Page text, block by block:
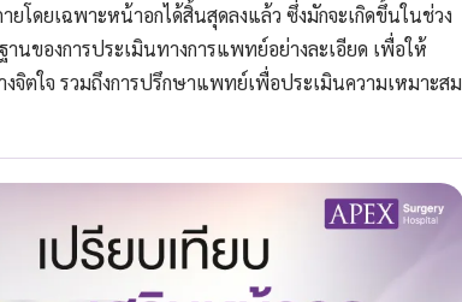
ยโดยเฉพาะหน้าอกได้สิ้นสุดลงแล้ว ซึ่งมักจะเกิดขึ้นในช่วง
ของการประเมินทางการแพทย์อย่างละเอียด เพื่อให้
จิตใจ รวมถึงการปรึกษาแพทย์เพื่อประเมินความเหมาะสม